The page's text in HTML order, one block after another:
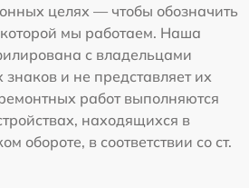
целях — чтобы обозначить
мы работаем. Наша
с владельцами
и не представляет их
работ выполняются
находящихся в
обороте, в соответствии со ст.